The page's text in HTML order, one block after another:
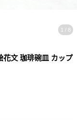
1 / 8
花文 珈琲碗皿 カップ